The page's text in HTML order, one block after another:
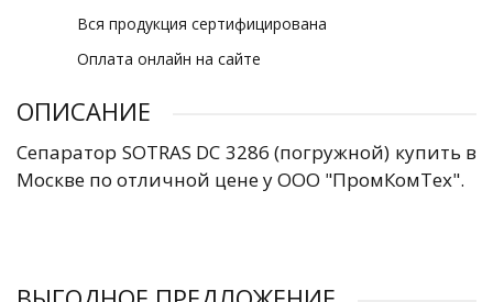
Вся продукция сертифицирована
Оплата онлайн на сайте
ОПИСАНИЕ
Сепаратор SOTRAS DC 3286 (погружной) купить в
Москве по отличной цене у ООО "ПромКомТех".